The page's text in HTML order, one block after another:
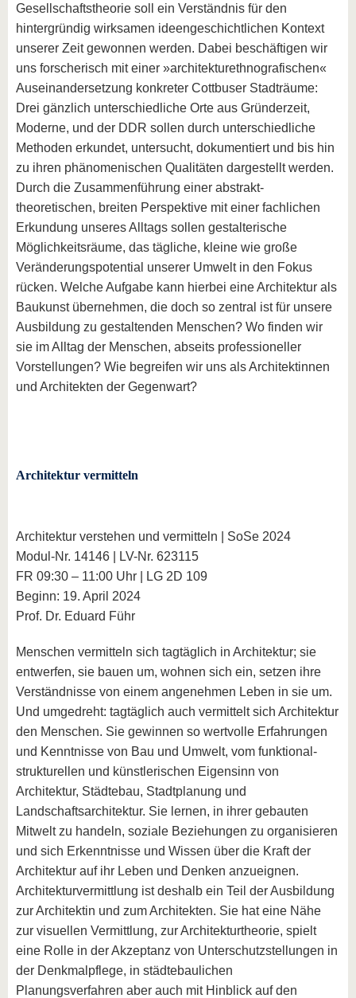
Gesellschaftstheorie soll ein Verständnis für den
hintergründig wirksamen ideengeschichtlichen Kontext
unserer Zeit gewonnen werden. Dabei beschäftigen wir
uns forscherisch mit einer »architekturethnografischen«
Auseinandersetzung konkreter Cottbuser Stadträume:
Drei gänzlich unterschiedliche Orte aus Gründerzeit,
Moderne, und der DDR sollen durch unterschiedliche
Methoden erkundet, untersucht, dokumentiert und bis hin
zu ihren phänomenischen Qualitäten dargestellt werden.
Durch die Zusammenführung einer abstrakt-
theoretischen, breiten Perspektive mit einer fachlichen
Erkundung unseres Alltags sollen gestalterische
Möglichkeitsräume, das tägliche, kleine wie große
Veränderungspotential unserer Umwelt in den Fokus
rücken. Welche Aufgabe kann hierbei eine Architektur als
Baukunst übernehmen, die doch so zentral ist für unsere
Ausbildung zu gestaltenden Menschen? Wo finden wir
sie im Alltag der Menschen, abseits professioneller
Vorstellungen? Wie begreifen wir uns als Architektinnen
und Architekten der Gegenwart?
Architektur vermitteln
Architektur verstehen und vermitteln | SoSe 2024
Modul-Nr. 14146 | LV-Nr. 623115
FR 09:30 – 11:00 Uhr | LG 2D 109
Beginn: 19. April 2024
Prof. Dr. Eduard Führ
Menschen vermitteln sich tagtäglich in Architektur; sie
entwerfen, sie bauen um, wohnen sich ein, setzen ihre
Verständnisse von einem angenehmen Leben in sie um.
Und umgedreht: tagtäglich auch vermittelt sich Architektur
den Menschen. Sie gewinnen so wertvolle Erfahrungen
und Kenntnisse von Bau und Umwelt, vom funktional-
strukturellen und künstlerischen Eigensinn von
Architektur, Städtebau, Stadtplanung und
Landschaftsarchitektur. Sie lernen, in ihrer gebauten
Mitwelt zu handeln, soziale Beziehungen zu organisieren
und sich Erkenntnisse und Wissen über die Kraft der
Architektur auf ihr Leben und Denken anzueignen.
Architekturvermittlung ist deshalb ein Teil der Ausbildung
zur Architektin und zum Architekten. Sie hat eine Nähe
zur visuellen Vermittlung, zur Architekturtheorie, spielt
eine Rolle in der Akzeptanz von Unterschutzstellungen in
der Denkmalpflege, in städtebaulichen
Planungsverfahren aber auch mit Hinblick auf den